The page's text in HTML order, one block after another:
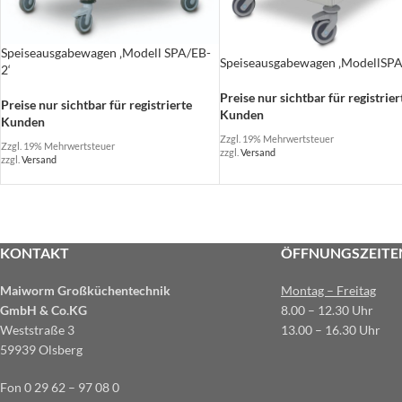
Speiseausgabewagen ‚Modell SPA/EB-
2‘
Preise nur sichtbar für registrierte
Kunden
Zzgl. 19% Mehrwertsteuer
zzgl. Versand
Speiseausgabewagen
Preise nur sichtbar für
Kunden
Zzgl. 19% Mehrwertsteuer
zzgl.Versand
KONTAKT
Maiworm Großküchentechnik
GmbH & Co.KG
Weststraße 3
59939 Olsberg
Fon 0 29 62 – 97 08 0
Montag – Freitag
8.00 – 12.30 Uhr
13.00 – 16.30 Uhr